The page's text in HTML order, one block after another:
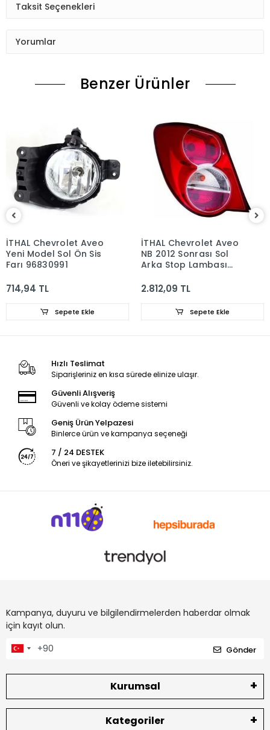
Taksit Seçenekleri
Yorumlar
Benzer Ürünler
İTHAL Chevrolet Aveo
Yeni Model Sol Ön Sis
Farı 96830991
714,94 TL
Sepete Ekle
İTHAL Chevrolet Aveo
NB 2012 Sonrası Sol
Arka Stop Lambası
2.812,09 TL
Sepete Ekle
Hızlı Teslimat
Siparişleriniz en kısa sürede elinize ulaşır.
Güvenli Alışveriş
Güvenli ve kolay ödeme sistemi
Geniş Ürün Yelpazesi
Binlerce ürün ve kampanya seçeneği
7 / 24 DESTEK
Öneri ve şikayetlerinizi bize iletebilirsiniz.
Kampanya, duyuru ve bilgilendirmelerden haberdar olmak
için kayıt olun.
Gönder
Kurumsal
Kategoriler